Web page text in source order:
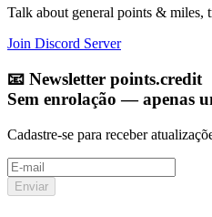
Talk about general points & miles,
Join Discord Server
📧 Newsletter points.credit
Sem enrolação — apenas
Cadastre-se para receber
Enviar